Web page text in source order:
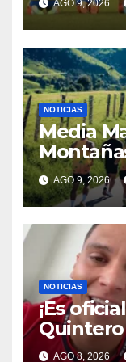
México
Caribe
AGO 9, 2026
NOTICIAS
Media
Cocora:
sobre la
running
AGO 9, 2026
NOTICIAS
¡Es
AGO 8, 2026